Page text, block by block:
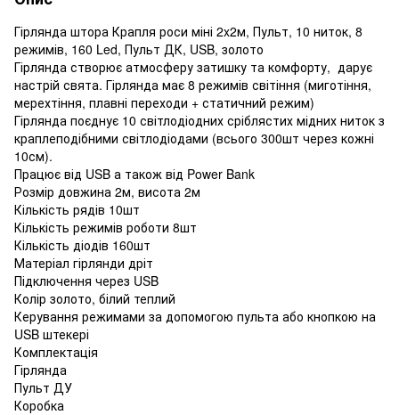
Гірлянда штора Крапля роси міні 2x2м, Пульт, 10 ниток, 8
режимів, 160 Led, Пульт ДК, USB, золото
Гірлянда створює атмосферу затишку та комфорту, дарує
настрій свята. Гірлянда має 8 режимів світіння (миготіння,
мерехтіння, плавні переходи + статичний режим)
Гірлянда поєднує 10 світлодіодних сріблястих мідних ниток з
краплеподібними світлодіодами (всього 300шт через кожні
10см).
Працює від USB а також від Power Bank
Розмір довжина 2м, висота 2м
Кількість рядів 10шт
Кількість режимів роботи 8шт
Кількість діодів 160шт
Матеріал гірлянди дріт
Підключення через USB
Колір золото, білий теплий
Керування режимами за допомогою пульта або кнопкою на
USB штекері
Комплектація
Гірлянда
Пульт ДУ
Коробка